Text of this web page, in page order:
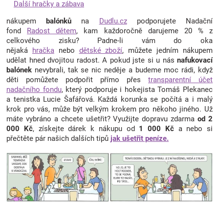
Další hračky a zábava
nákupembalónků na Dudlu.czpodporujete Nadační
fond Radost dětem, kam každoročně darujeme 20 % z
celkového zisku? Padne-li vám do oka
nějaká hračkanebo dětské zboží, můžete jedním nákupem
udělat hned dvojitou radost. A pokud jste si u nás nafukovací
balónek nevybrali, tak se nic neděje a budeme moc rádi, když
děti pomůžete podpořit přímo přes transparentní účet
nadačního fondu, který podporuje i hokejista Tomáš Plekanec
a tenistka Lucie Šafářová. Každá korunka se počítá a i malý
krok pro vás, může být velkým krokem pro někoho jiného. Už
máte vybráno a chcete ušetřit? Využijte dopravu zdarmaod 2
000 Kč, získejte dárek k nákupu od 1 000 Kča nebo si
přečtěte pár našich dalších tipů jak ušetřit peníze.